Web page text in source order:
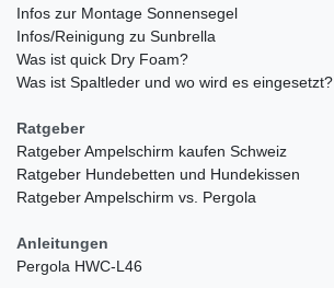
Infos zur Montage Sonnensegel
Infos/Reinigung zu Sunbrella
Was ist quick Dry Foam?
Was ist Spaltleder und wo wird es eingesetzt?
Ratgeber
Ratgeber Ampelschirm kaufen Schweiz
Ratgeber Hundebetten und Hundekissen
Ratgeber Ampelschirm vs. Pergola
Anleitungen
Pergola HWC-L46